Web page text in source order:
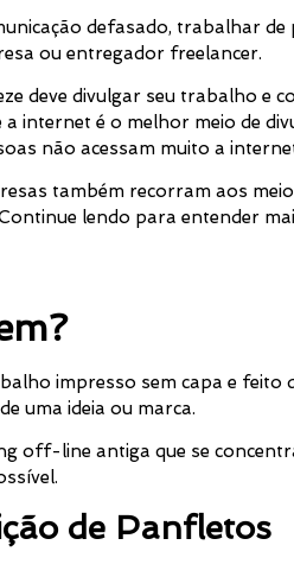
defasado, trabalhar
ou entregador freelancer.
deve divulgar seu trabalho e
internet é o melhor meio de
não acessam muito a
também recorram aos
lendo para entender
impresso sem capa e feito
uma ideia ou marca.
off-line antiga que se
de Panfletos